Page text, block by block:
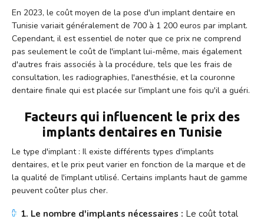
En 2023, le coût moyen de la pose d'un implant dentaire en
Tunisie variait généralement de 700 à 1 200 euros par implant.
Cependant, il est essentiel de noter que ce prix ne comprend
pas seulement le coût de l'implant lui-même, mais également
d'autres frais associés à la procédure, tels que les frais de
consultation, les radiographies, l'anesthésie, et la couronne
dentaire finale qui est placée sur l'implant une fois qu'il a guéri.
Facteurs qui influencent le prix des
implants dentaires en Tunisie
Le type d'implant : Il existe différents types d'implants
dentaires, et le prix peut varier en fonction de la marque et de
la qualité de l'implant utilisé. Certains implants haut de gamme
peuvent coûter plus cher.
1. Le nombre d'implants nécessaires : Le coût total